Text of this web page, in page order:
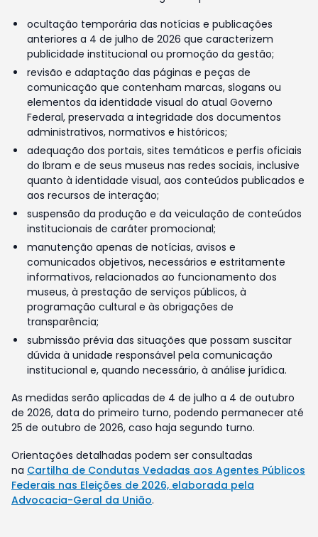
ocultação temporária das notícias e publicações
anteriores a 4 de julho de 2026 que caracterizem
publicidade institucional ou promoção da gestão;
revisão e adaptação das páginas e peças de
comunicação que contenham marcas, slogans ou
elementos da identidade visual do atual Governo
Federal, preservada a integridade dos documentos
administrativos, normativos e históricos;
adequação dos portais, sites temáticos e perfis oficiais
do Ibram e de seus museus nas redes sociais, inclusive
quanto à identidade visual, aos conteúdos publicados e
aos recursos de interação;
suspensão da produção e da veiculação de conteúdos
institucionais de caráter promocional;
manutenção apenas de notícias, avisos e
comunicados objetivos, necessários e estritamente
informativos, relacionados ao funcionamento dos
museus, à prestação de serviços públicos, à
programação cultural e às obrigações de
transparência;
submissão prévia das situações que possam suscitar
dúvida à unidade responsável pela comunicação
institucional e, quando necessário, à análise jurídica.
As medidas serão aplicadas de 4 de julho a 4 de outubro
de 2026, data do primeiro turno, podendo permanecer até
25 de outubro de 2026, caso haja segundo turno.
Orientações detalhadas podem ser consultadas
na Cartilha de Condutas Vedadas aos Agentes Públicos
Federais nas Eleições de 2026, elaborada pela
Advocacia-Geral da União.